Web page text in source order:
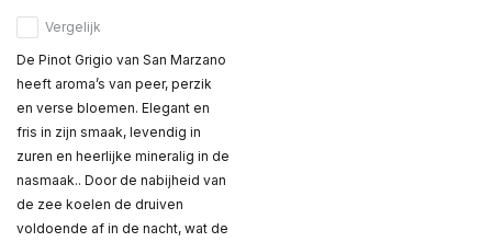
Vergelijk
De Pinot Grigio van San Marzano
heeft aroma’s van peer, perzik
en verse bloemen. Elegant en
fris in zijn smaak, levendig in
zuren en heerlijke mineralig in de
nasmaak.. Door de nabijheid van
de zee koelen de druiven
voldoende af in de nacht, wat de